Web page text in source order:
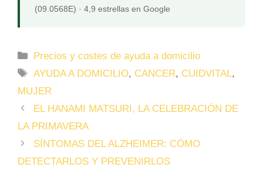
(09.0568E) · 4,9 estrellas en Google
Precios y costes de ayuda a domicilio
AYUDA A DOMICILIO, CANCER, CUIDVITAL,
MUJER
EL HANAMI MATSURI, LA CELEBRACIÓN DE
LA PRIMAVERA
SÍNTOMAS DEL ALZHEIMER: CÓMO
DETECTARLOS Y PREVENIRLOS